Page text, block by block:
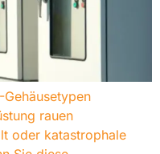
rauen
oder katastrophale